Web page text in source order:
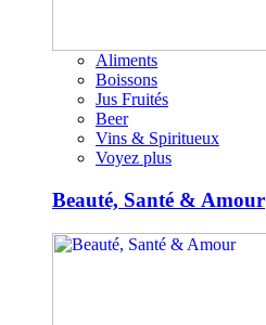
Aliments
Boissons
Jus Fruités
Beer
Vins & Spiritueux
Voyez plus
Beauté, Santé & Amour